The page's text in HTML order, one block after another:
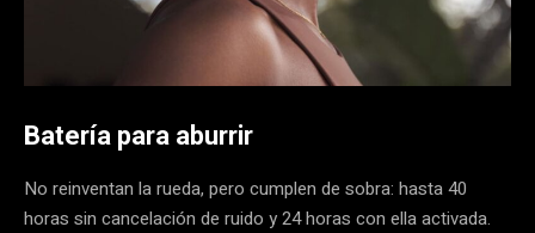
Batería para aburrir
No reinventan la rueda, pero cumplen de sobra: hasta 40
horas sin cancelación de ruido y 24 horas con ella activada.